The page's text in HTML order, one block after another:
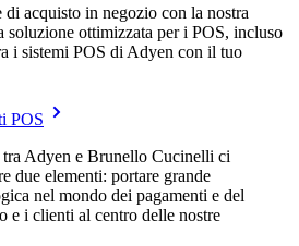
acquisto in negozio con la nostra
ottimizzata per i POS, incluso
i sistemi POS di Adyen con il tuo
POS
Adyen e Brunello Cucinelli ci
due elementi: portare grande
nel mondo dei pagamenti e del
e i clienti al centro delle nostre